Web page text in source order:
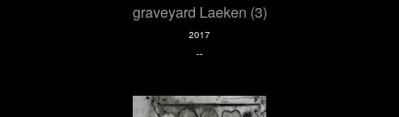
graveyard Laeken (3)
2017
--